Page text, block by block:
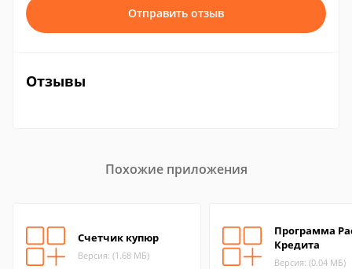
Отправить отзыв
Отзывы
Похожие приложения
Счетчик купюр
Версия: (1.68 МБ)
Программа
Кредита
Версия: (0.04 МБ)